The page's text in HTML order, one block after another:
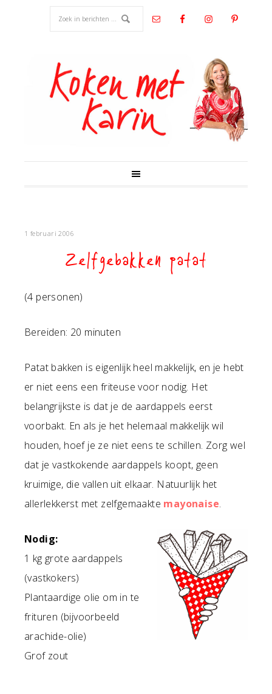
1 februari 2006
Zelfgebakken patat
(4 personen)
Bereiden: 20 minuten
Patat bakken is eigenlijk heel makkelijk, en je hebt
er niet eens een friteuse voor nodig. Het
belangrijkste is dat je de aardappels eerst
voorbakt. En als je het helemaal makkelijk wil
houden, hoef je ze niet eens te schillen. Zorg wel
dat je vastkokende aardappels koopt, geen
kruimige, die vallen uit elkaar. Natuurlijk het
allerlekkerst met zelfgemaakte mayonaise.
Nodig:
1 kg grote aardappels
(vastkokers)
Plantaardige olie om in te
frituren (bijvoorbeeld
arachide-olie)
Grof zout